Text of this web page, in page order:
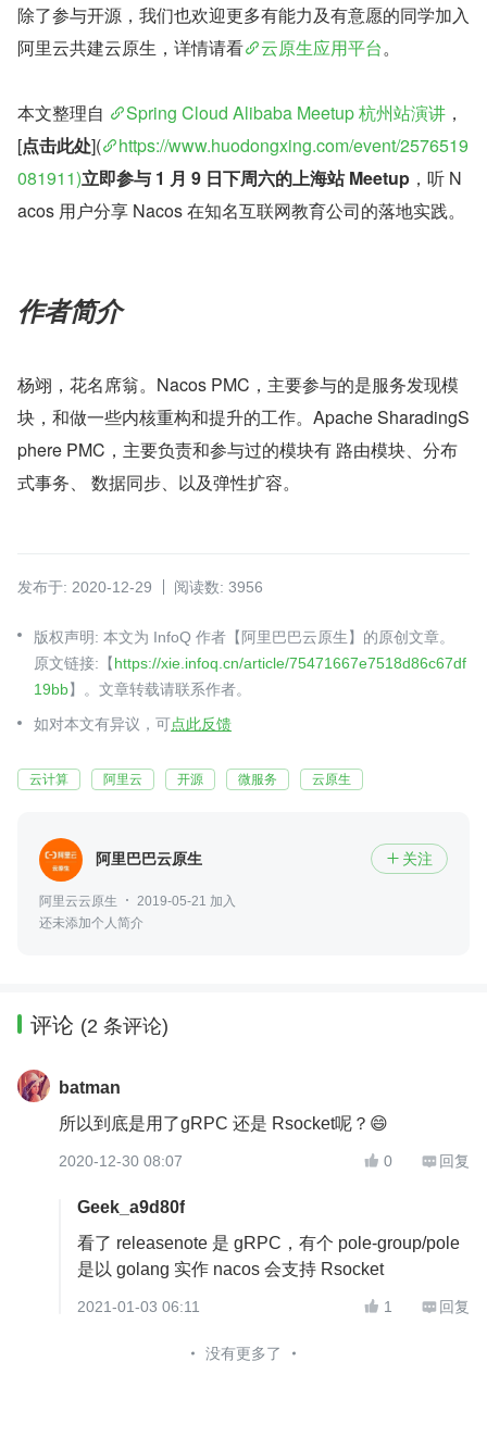
除了参与开源，我们也欢迎更多有能力及有意愿的同学加入
阿里云共建云原生，详情请看
云原生应用平台。
本文整理自 Spring Cloud Alibaba Meetup 杭州站演讲 ，
[点击此处](
https://www.huodongxing.com/event/2576519
081911)立即参与 1 月 9 日下周六的上海站 Meetup ，听 N
acos 用户分享 Nacos 在知名互联网教育公司的落地实践。
作者简介
杨翊，花名席翁。Nacos PMC，主要参与的是服务发现模
块，和做一些内核重构和提升的工作。Apache SharadingS
phere PMC，主要负责和参与过的模块有 路由模块、分布
式事务、 数据同步、以及弹性扩容。
发布于: 2020-12-29 阅读数: 3956
版权声明: 本文为 InfoQ 作者【阿里巴巴云原生】的原创文章。
原文链接:【https://xie.infoq.cn/article/75471667e7518d86c67df
19bb】。文章转载请联系作者。
如对本文有异议，可点此反馈
云计算 阿里云 开源 微服务 云原生
阿里巴巴云原生  关注
阿里云云原生
2019-05-21 加入
还未添加个人简介
评论 (2 条评论)
batman
所以到底是用了gRPC 还是 Rsocket呢？😄
2020-12-30 08:07  0  回复
Geek_a9d80f
看了 releasenote 是 gRPC，有个 pole-group/pole
是以 golang 实作 nacos 会支持 Rsocket
2021-01-03 06:11  1  回复
没有更多了